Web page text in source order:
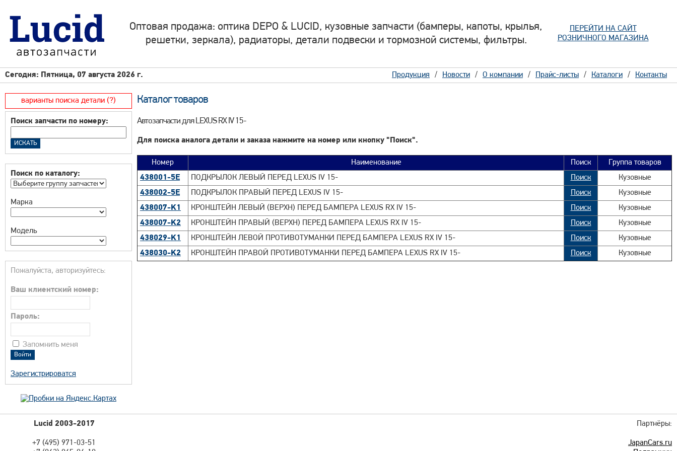
Оптовая продажа: оптика DEPO & LUCID, кузовные запчасти (бамперы, капоты, крылья,
решетки, зеркала), радиаторы, детали подвески и тормозной системы, фильтры.
ПЕРЕЙТИ НА САЙТ
РОЗНИЧНОГО МАГАЗИНА
Сегодня: Пятница, 07 августа 2026 г. Продукция Новости О компании Прайс-листы Каталоги Контакты
варианты поиска детали (?)
Поиск запчасти по номеру:
Поиск по каталогу:
Марка
Модель
Пожалуйста, авторизуйтесь:
Ваш клиентский номер:
Пароль:
Запомнить меня
Зарегистрироватся
Каталог товаров
Автозапчасти для LEXUS RX IV 15-
Для поиска аналога детали и заказа нажмите на номер или кнопку "Поиск".
Номер Наименование Поиск
Группа товаров
438001-5E
ПОДКРЫЛОК ЛЕВЫЙ ПЕРЕД LEXUS IV 15- Поиск
Кузовные
438002-5E
ПОДКРЫЛОК ПРАВЫЙ ПЕРЕД LEXUS IV 15- Поиск
Кузовные
438007-K1
КРОНШТЕЙН ЛЕВЫЙ (ВЕРХН) ПЕРЕД БАМПЕРА LEXUS RX IV 15- Поиск
Кузовные
438007-K2
КРОНШТЕЙН ПРАВЫЙ (ВЕРХН) ПЕРЕД БАМПЕРА LEXUS RX IV 15- Поиск
Кузовные
438029-K1
КРОНШТЕЙН ЛЕВОЙ ПРОТИВОТУМАНКИ ПЕРЕД БАМПЕРА LEXUS RX IV 15- Поиск
Кузовные
438030-K2
КРОНШТЕЙН ПРАВОЙ ПРОТИВОТУМАНКИ ПЕРЕД БАМПЕРА LEXUS RX IV 15- Поиск Кузовные
Lucid 2003-2017
+7 (495) 971-03-51
Партнёры:
JapanCars.ru